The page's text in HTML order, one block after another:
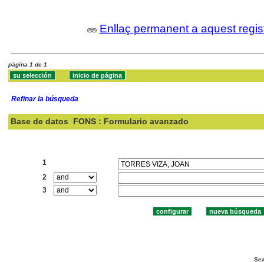
Enllaç permanent a aquest
página 1 de 1
Refinar la búsqueda
Base de datos FONS : Formulario avanzado
1
2
3